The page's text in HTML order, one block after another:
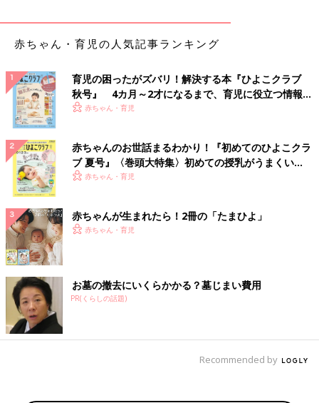
赤ちゃん・育児の人気記事ランキング
育児の困ったがズバリ！解決する本『ひよこクラブ
秋号』 4カ月～2才になるまで、育児に役立つ情報が
いっぱい！
赤ちゃん・育児
赤ちゃんのお世話まるわかり！『初めてのひよこクラ
ブ 夏号』〈巻頭大特集〉初めての授乳がうまくい
く！ おっぱい・ミルクの基本と夏のトラブル 解決テ
赤ちゃん・育児
赤ちゃんが生まれたら！2冊の「たまひよ」
赤ちゃん・育児
お墓の撤去にいくらかかる？墓じまい費用
PR(くらしの話題)
Recommended by